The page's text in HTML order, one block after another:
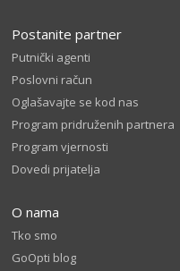
Postanite partner
Putnički agenti
Poslovni račun
Oglašavajte se kod nas
Program pridruženih partnera
Program vjernosti
Dovedi prijatelja
O nama
Tko smo
GoOpti blog